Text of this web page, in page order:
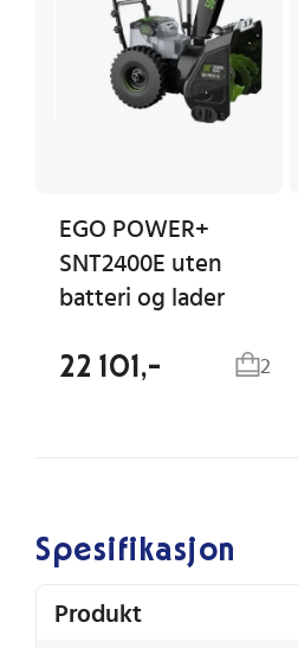
EGO POWER+
SNT2400E uten
batteri og lader
22 101,- 2
Spesifikasjon
Produkt